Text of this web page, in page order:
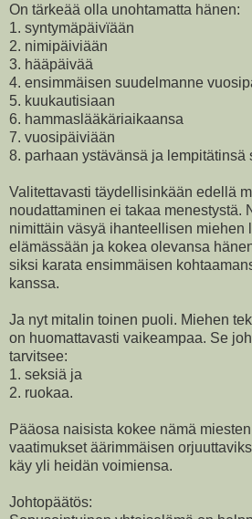
On tärkeää olla unohtamatta hänen:
1. syntymäpäivïään
2. nimipäiviään
3. hääpäivää
4. ensimmäisen suudelmanne
5. kuukautisiaan
6. hammaslääkäriaikaansa
7. vuosipäiviään
8. parhaan ystävänsä ja lempitätinsä
Valitettavasti täydellisinkään edellä
noudattaminen ei takaa menestystä.
nimittäin väsyä ihanteellisen miehen
elämässään ja kokea olevansa
siksi karata ensimmäisen
kanssa.
Ja nyt mitalin toinen puoli. Miehen
on huomattavasti vaikeampaa. Se
tarvitsee:
1. seksiä ja
2. ruokaa.
Pääosa naisista kokee nämä
vaatimukset äärimmäisen
käy yli heidän voimiensa.
Johtopäätös: